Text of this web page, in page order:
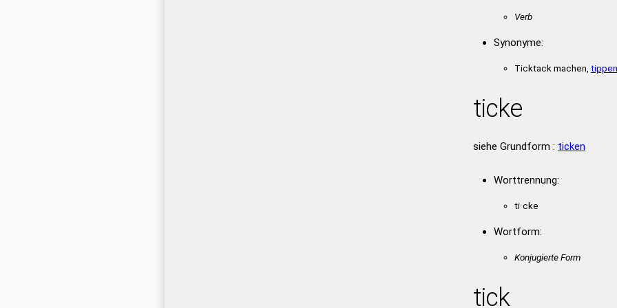
Verb
Synonyme:
Ticktack machen, tippen
ticke
siehe Grundform : ticken
Worttrennung:
ti·cke
Wortform:
Konjugierte Form
tick